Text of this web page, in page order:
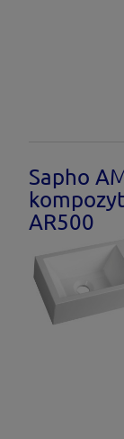
Sapho
AR500